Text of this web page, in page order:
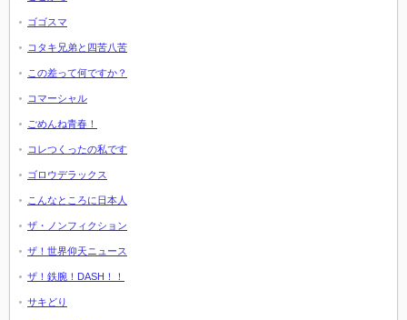
ゴゴスマ
コタキ兄弟と四苦八苦
この差って何ですか？
コマーシャル
ごめんね青春！
コレつくったの私です
ゴロウデラックス
こんなところに日本人
ザ・ノンフィクション
ザ！世界仰天ニュース
ザ！鉄腕！DASH！！
サキどり